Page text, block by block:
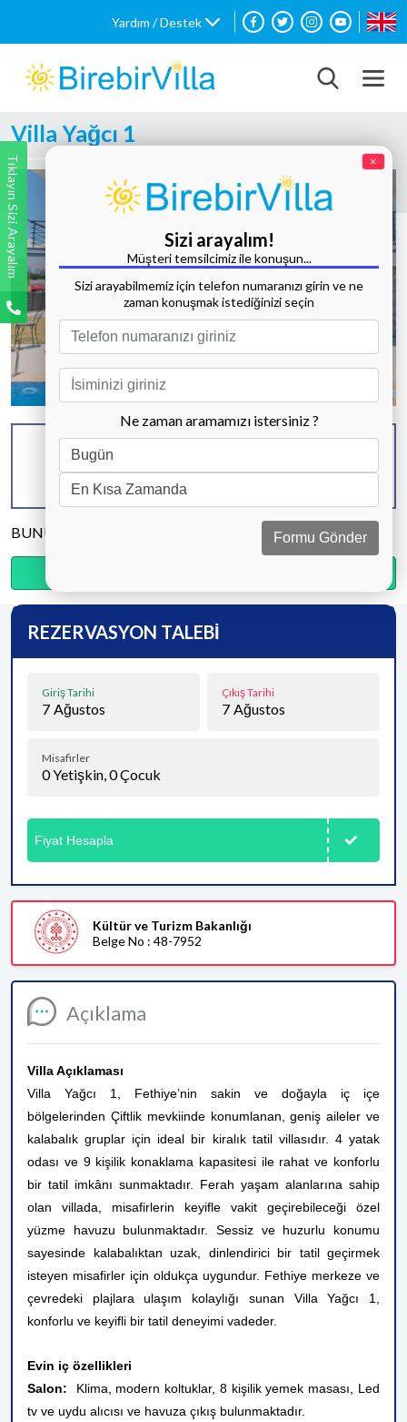
Yardım / Destek
Villa Yağcı 1
Tüm Fotoğrafları Göster
KAPASİTE
9 KİŞİ
BANYO & WC
4 ADET
YATAK ODASI
BUNU PAYLAŞ
Açıklama
Villa Açıklaması
Villa Yağcı 1, Fethiye’nin sakin ve doğayla iç içe
bölgelerinden Çiftlik mevkiinde konumlanan, geniş aileler ve
kalabalık gruplar için ideal bir kiralık tatil villasıdır. 4 yatak
odası ve 9 kişilik konaklama kapasitesi ile rahat ve konforlu
bir tatil imkânı sunmaktadır. Ferah yaşam alanlarına sahip
olan villada, misafirlerin keyifle vakit geçirebileceği özel
yüzme havuzu bulunmaktadır. Sessiz ve huzurlu konumu
sayesinde kalabalıktan uzak, dinlendirici bir tatil geçirmek
isteyen misafirler için oldukça uygundur. Fethiye merkeze ve
çevredeki plajlara ulaşım kolaylığı sunan Villa Yağcı 1,
konforlu ve keyifli bir tatil deneyimi vadeder.
Evin iç özellikleri
Salon: Klima, modern koltuklar, 8 kişilik yemek masası, Led
tv ve uydu alıcısı ve havuza çıkış bulunmaktadır.
REZERVASYON TALEBİ
Giriş Tarihi
7 Ağustos
Çıkış Tarihi
7 Ağustos
Misafirler
0Yetişkin,0Çocuk
Fiyat Hesapla
Kültür ve Turizm Bakanlığı
Belge No : 48-7952
Tıklayın Sizi Arayalım ×
Sizi arayalım!
Müşteri temsilcimiz ile konuşun...
Sizi arayabilmemiz için telefon numaranızı girin ve ne
zaman konuşmak istediğinizi seçin
Ne zaman aramamızı istersiniz ?
Formu Gönder